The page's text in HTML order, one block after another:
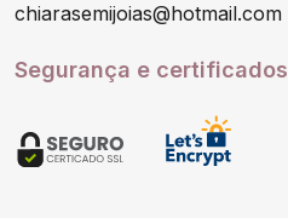
chiarasemijoias@hotmail.com
Segurança e certificados